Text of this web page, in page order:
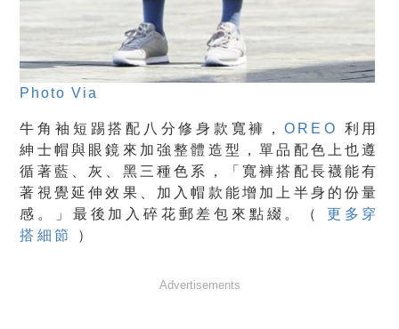
Photo Via
牛角袖短踢搭配八分修身款寬褲，OREO
利用
紳士帽與眼鏡來加強整體造型，單品配色上也遵
循著藍、灰、黑三種色系，「寬褲搭配長襪能有
著視覺延伸效果、加入帽款能增加上半身的份量
感。」最後加入碎花郵差包來點綴。（ 更多穿
搭細節
）
Advertisements